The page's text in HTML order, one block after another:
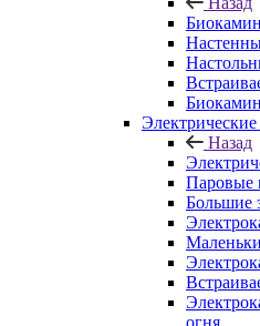
Назад
Паровые
Большие
огня